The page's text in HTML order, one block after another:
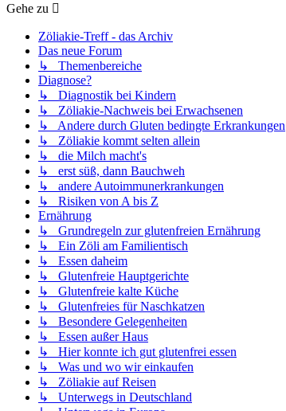
Gehe zu
Zöliakie-Treff - das Archiv
Das neue Forum
↳ Themenbereiche
Diagnose?
↳ Diagnostik bei Kindern
↳ Zöliakie-Nachweis bei Erwachsenen
↳ Andere durch Gluten bedingte Erkrankungen
↳ Zöliakie kommt selten allein
↳ die Milch macht's
↳ erst süß, dann Bauchweh
↳ andere Autoimmunerkrankungen
↳ Risiken von A bis Z
Ernährung
↳ Grundregeln zur glutenfreien Ernährung
↳ Ein Zöli am Familientisch
↳ Essen daheim
↳ Glutenfreie Hauptgerichte
↳ Glutenfreie kalte Küche
↳ Glutenfreies für Naschkatzen
↳ Besondere Gelegenheiten
↳ Essen außer Haus
↳ Hier konnte ich gut glutenfrei essen
↳ Was und wo wir einkaufen
↳ Zöliakie auf Reisen
↳ Unterwegs in Deutschland